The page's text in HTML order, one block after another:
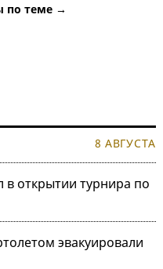
по теме →
8 АВГУСТА
в открытии турнира по
эвакуировали